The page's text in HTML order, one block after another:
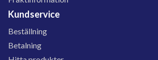
Kundservice
Beställning
Betalning